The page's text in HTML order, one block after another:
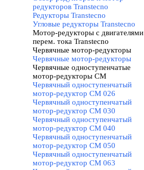
редукторов Transtecno
Редукторы Transtecno
Угловые редукторы Transtecno
Мотор-редукторы с двигателями
перем. тока Transtecno
Червячные мотор-редукторы
Червячные мотор-редукторы
Червячные одноступенчатые
мотор-редукторы CM
Червячный одноступенчатый
мотор-редуктор CM 026
Червячный одноступенчатый
мотор-редуктор CM 030
Червячный одноступенчатый
мотор-редуктор CM 040
Червячный одноступенчатый
мотор-редуктор CM 050
Червячный одноступенчатый
мотор-редуктор CM 063